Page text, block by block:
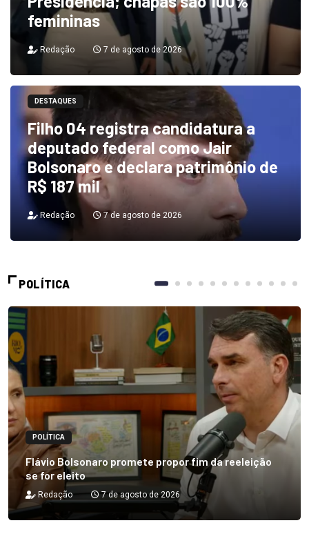
femininas
Redação 7 de agosto de 2026
DESTAQUES
Filho 04 registra candidatura a
deputado federal como Jair
Bolsonaro e declara patrimônio de
R$ 187 mil
Redação 7 de agosto de 2026
POLÍTICA
POLÍTICA
Flávio Bolsonaro promete propor fim da reeleição
se for eleito
Redação 7 de agosto de 2026